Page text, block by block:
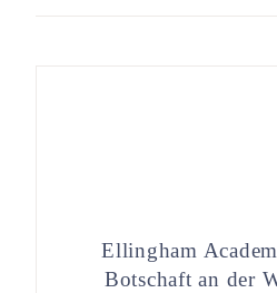
Ellingham
Botschaft an der